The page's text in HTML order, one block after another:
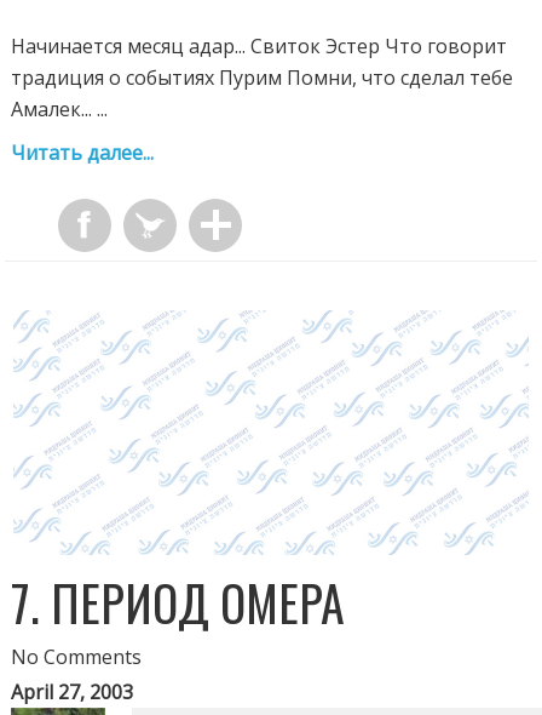
Начинается месяц адар... Свиток Эстер Что говорит
традиция о событиях Пурим Помни, что сделал тебе
Амалек... ...
Читать далее...
7. ПЕРИОД ОМЕРА
No Comments
April 27, 2003